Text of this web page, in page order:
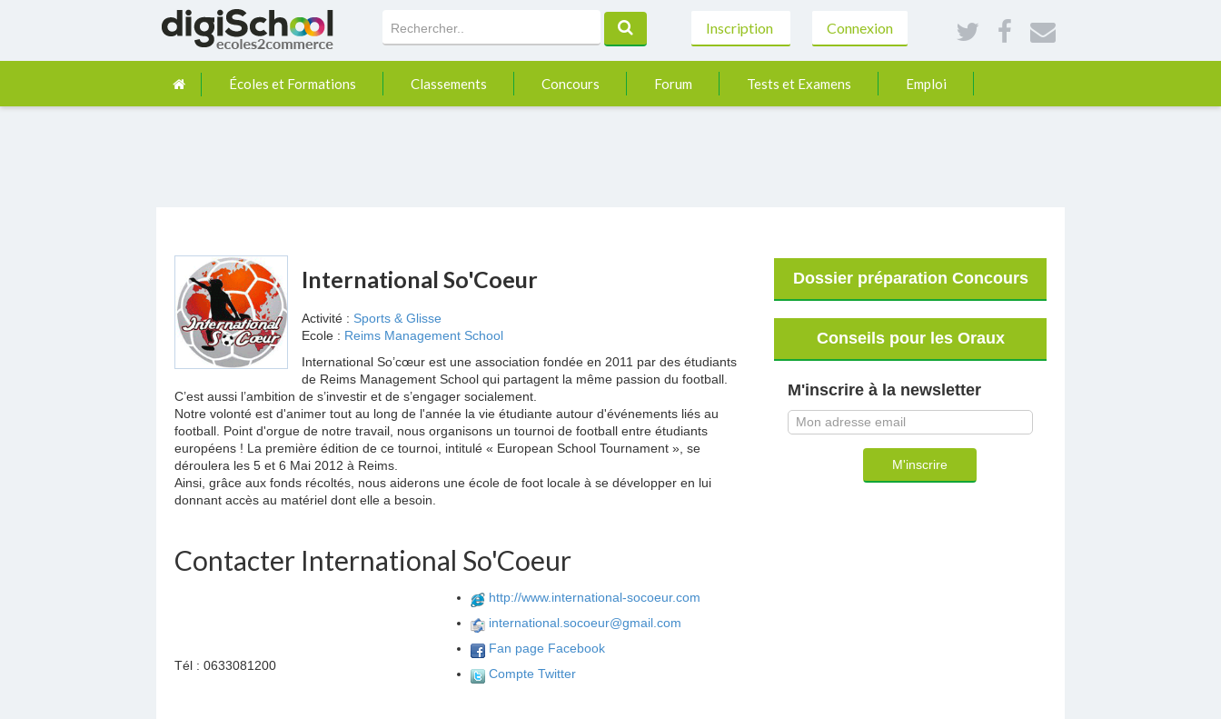
Inscription Connexion
Écoles et Formations Classements Concours Forum Tests et Examens Emploi
International So'Coeur
Activité : Sports & Glisse
Ecole : Reims Management School
International So’cœur est une association fondée en 2011 par des étudiants
de Reims Management School qui partagent la même passion du football.
C’est aussi l’ambition de s’investir et de s’engager socialement.
Notre volonté est d'animer tout au long de l'année la vie étudiante autour d'événements liés au
football. Point d'orgue de notre travail, nous organisons un tournoi de football entre étudiants
européens ! La première édition de ce tournoi, intitulé « European School Tournament », se
déroulera les 5 et 6 Mai 2012 à Reims.
Ainsi, grâce aux fonds récoltés, nous aiderons une école de foot locale à se développer en lui
donnant accès au matériel dont elle a besoin.
Contacter International So'Coeur
Tél : 0633081200
http://www.international-socoeur.com
international.socoeur@gmail.com
Fan page Facebook
Compte Twitter
Dossier préparation Concours
Conseils pour les Oraux
M'inscrire à la newsletter
M'inscrire